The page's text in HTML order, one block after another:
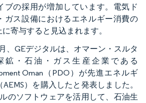
ブの採用が増加しています。電気ド
ガス設備におけるエネルギー消費の
寄与すると見込まれます。
、GEデジタルは、オマーン・スルタ
鉱・石油・ガス生産企業である
Oman（PDO）が先進エネルギ
）を購入したと発表しました。
のソフトウェアを活用して、石油生